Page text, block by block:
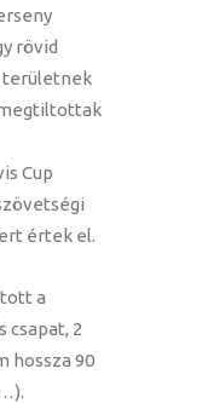
rövid
területnek
Cup
értek el.
a
csapat, 2
hossza 90